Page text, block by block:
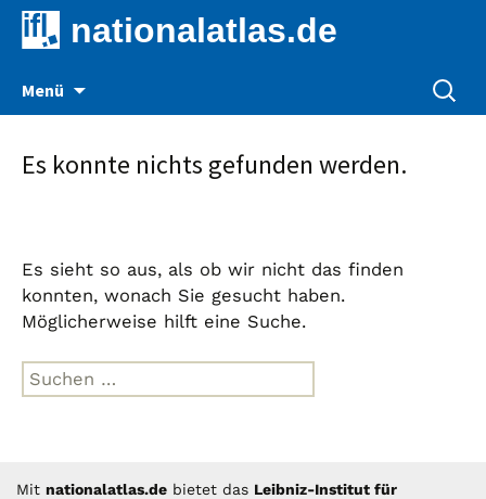
nationalatlas.de
Menü
Suche
nach:
Es konnte nichts gefunden werden.
Es sieht so aus, als ob wir nicht das finden
konnten, wonach Sie gesucht haben.
Möglicherweise hilft eine Suche.
Suche
nach:
Mit nationalatlas.de bietet das Leibniz-Institut für